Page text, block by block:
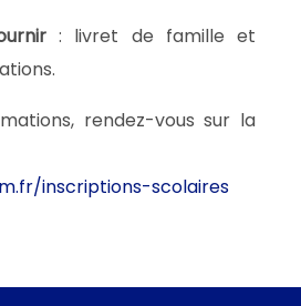
: livret de famille et
rendez-vous sur la
inscriptions-scolaires